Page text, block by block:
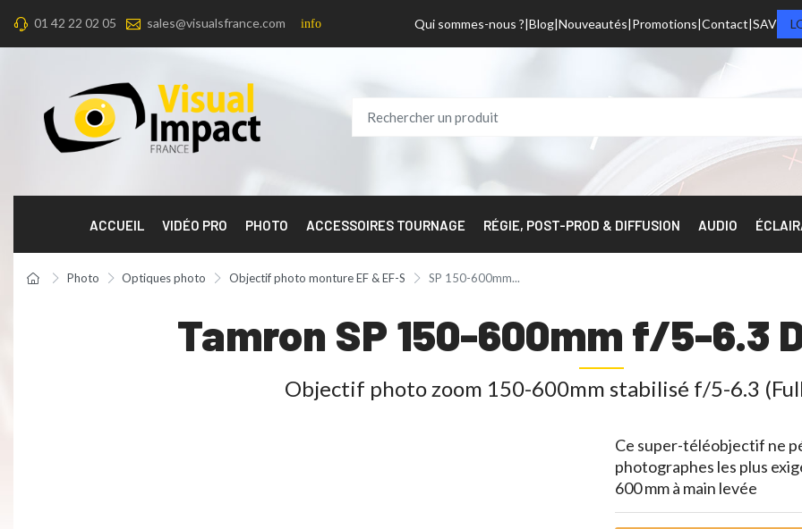
01 42 22 02 05 sales@visualsfrance.com info Qui sommes-nous ? Blog Nouveautés Promotions Contact SAV
ACCUEIL VIDÉO PRO PHOTO ACCESSOIRES TOURNAGE RÉGIE, POST-PROD & DIFFUSION AUDIO
Photo Optiques photo Objectif photo monture EF & EF-S SP 150-600mm...
Tamron SP 150-600mm f/5-6.3
Objectif photo zoom 150-600mm stabilisé f/5-6.3
Ce super-téléobjectif ne
photographes les plus
600 mm à main levée